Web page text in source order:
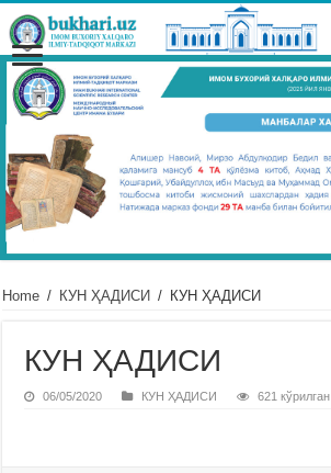
Home / КУН ҲАДИСИ / КУН ҲАДИСИ
КУН ҲАДИСИ
06/05/2020 КУН ҲАДИСИ 621 кўрилган